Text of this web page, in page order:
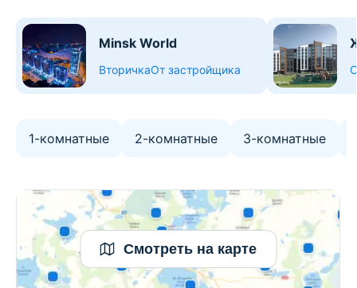
Minsk World
ВторичкаОт застройщика
1-комнатные 2-комнатные 3-комнатные
Смотреть на карте